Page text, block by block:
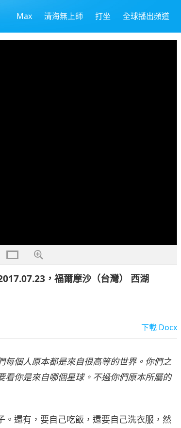
Max 清海無上師 打坐 全球播出頻道
，福爾摩沙（台灣） 西湖
下載 Docx
個人原本都是來自很高等的世界。你們之
你是來自哪個星球。不過你們原本所屬的
還有，要自己吃飯，還要自己洗衣服，然